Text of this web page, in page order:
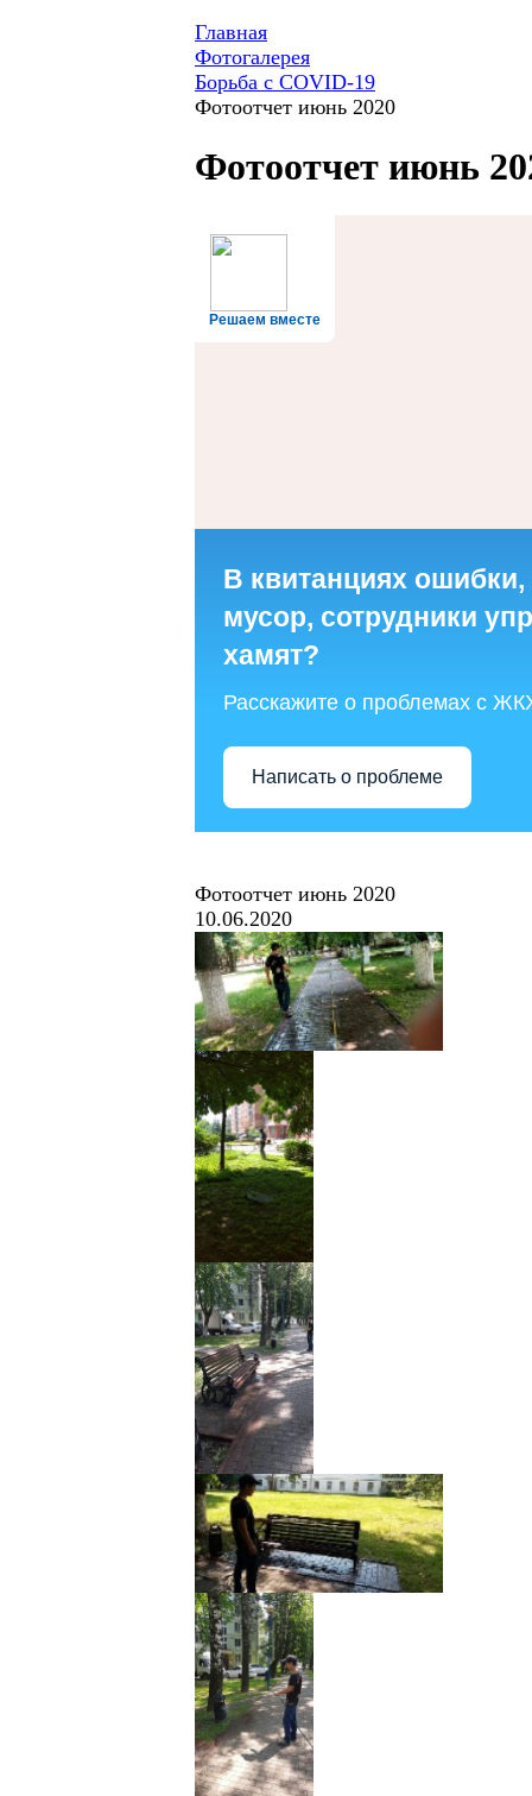
Главная
Фотогалерея
Борьба с COVID-19
Фотоотчет июнь 2020
Фотоотчет июнь
Решаем вместе
В квитанциях
мусор, сотрудники
хамят?
Расскажите о проблемах с
Написать о проблеме
Фотоотчет июнь 2020
10.06.2020